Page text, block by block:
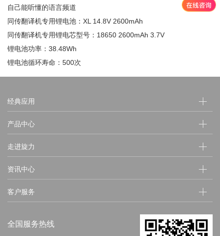
自己能听懂的语言频道‌
‌同传翻译机‌专用锂电池：XL 14.8V 2600mAh
‌同传翻译机‌专用锂电芯型号：18650 2600mAh 3.7V
锂电池功率：38.48Wh
锂电池循环寿命：500次
经典应用
产品中心
走进旋力
资讯中心
客户服务
全国服务热线